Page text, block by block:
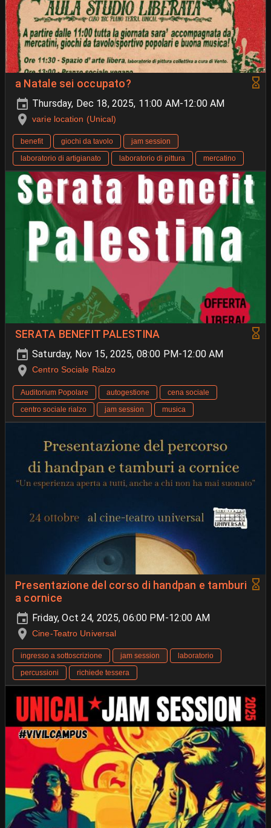
a Natale sei occupato?
Thursday, Dec 18, 2025, 11:00 AM-12:00 AM
varie location (Unical)
benefit giochi da tavolo
jam session
laboratorio di artigianato
laboratorio di pittura mercatino
SERATA BENEFIT PALESTINA
Saturday, Nov 15, 2025, 08:00 PM-12:00 AM
Centro Sociale Rialzo
Auditorium Popolare autogestione
cena sociale
centro sociale rialzo
jam session musica
Presentazione del corso di handpan e tamburi
a cornice
Friday, Oct 24, 2025, 06:00 PM-12:00 AM
Cine-Teatro Universal
ingresso a sottoscrizione jam session
laboratorio
percussioni
richiede tessera